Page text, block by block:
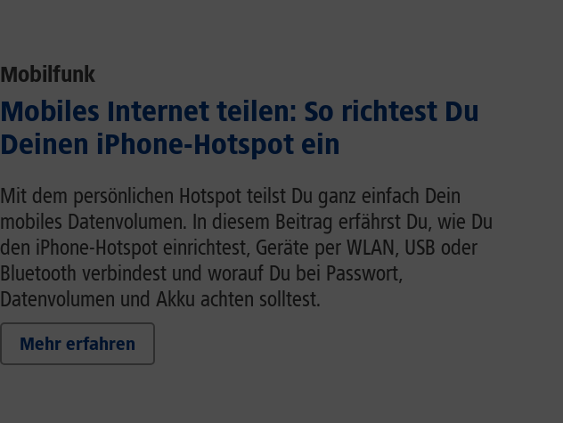
Mobilfunk
Mobiles Internet teilen: So richtest Du
Deinen iPhone-Hotspot ein
Mit dem persönlichen Hotspot teilst Du ganz einfach Dein
mobiles Datenvolumen. In diesem Beitrag erfährst Du, wie Du
den iPhone-Hotspot einrichtest, Geräte per WLAN, USB oder
Bluetooth verbindest und worauf Du bei Passwort,
Datenvolumen und Akku achten solltest.
Mehr erfahren